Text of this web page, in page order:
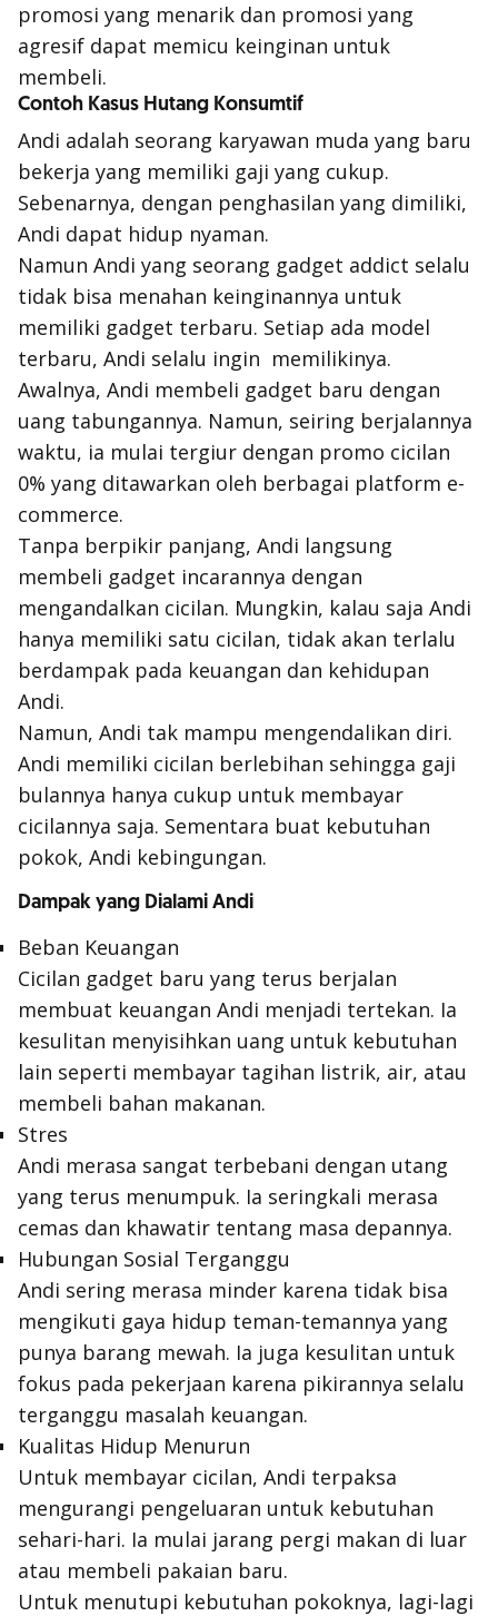
promosi yang menarik dan promosi yang
agresif dapat memicu keinginan untuk
membeli.
Contoh Kasus Hutang Konsumtif
Andi adalah seorang karyawan muda yang baru
bekerja yang memiliki gaji yang cukup.
Sebenarnya, dengan penghasilan yang dimiliki,
Andi dapat hidup nyaman.
Namun Andi yang seorang gadget addict selalu
tidak bisa menahan keinginannya untuk
memiliki gadget terbaru. Setiap ada model
terbaru, Andi selalu ingin memilikinya.
Awalnya, Andi membeli gadget baru dengan
uang tabungannya. Namun, seiring berjalannya
waktu, ia mulai tergiur dengan promo cicilan
0% yang ditawarkan oleh berbagai platform e-
commerce.
Tanpa berpikir panjang, Andi langsung
membeli gadget incarannya dengan
mengandalkan cicilan. Mungkin, kalau saja Andi
hanya memiliki satu cicilan, tidak akan terlalu
berdampak pada keuangan dan kehidupan
Andi.
Namun, Andi tak mampu mengendalikan diri.
Andi memiliki cicilan berlebihan sehingga gaji
bulannya hanya cukup untuk membayar
cicilannya saja. Sementara buat kebutuhan
pokok, Andi kebingungan.
Dampak yang Dialami Andi
Beban Keuangan
Cicilan gadget baru yang terus berjalan
membuat keuangan Andi menjadi tertekan. Ia
kesulitan menyisihkan uang untuk kebutuhan
lain seperti membayar tagihan listrik, air, atau
membeli bahan makanan.
Stres
Andi merasa sangat terbebani dengan utang
yang terus menumpuk. Ia seringkali merasa
cemas dan khawatir tentang masa depannya.
Hubungan Sosial Terganggu
Andi sering merasa minder karena tidak bisa
mengikuti gaya hidup teman-temannya yang
punya barang mewah. Ia juga kesulitan untuk
fokus pada pekerjaan karena pikirannya selalu
terganggu masalah keuangan.
Kualitas Hidup Menurun
Untuk membayar cicilan, Andi terpaksa
mengurangi pengeluaran untuk kebutuhan
sehari-hari. Ia mulai jarang pergi makan di luar
atau membeli pakaian baru.
Untuk menutupi kebutuhan pokoknya, lagi-lagi